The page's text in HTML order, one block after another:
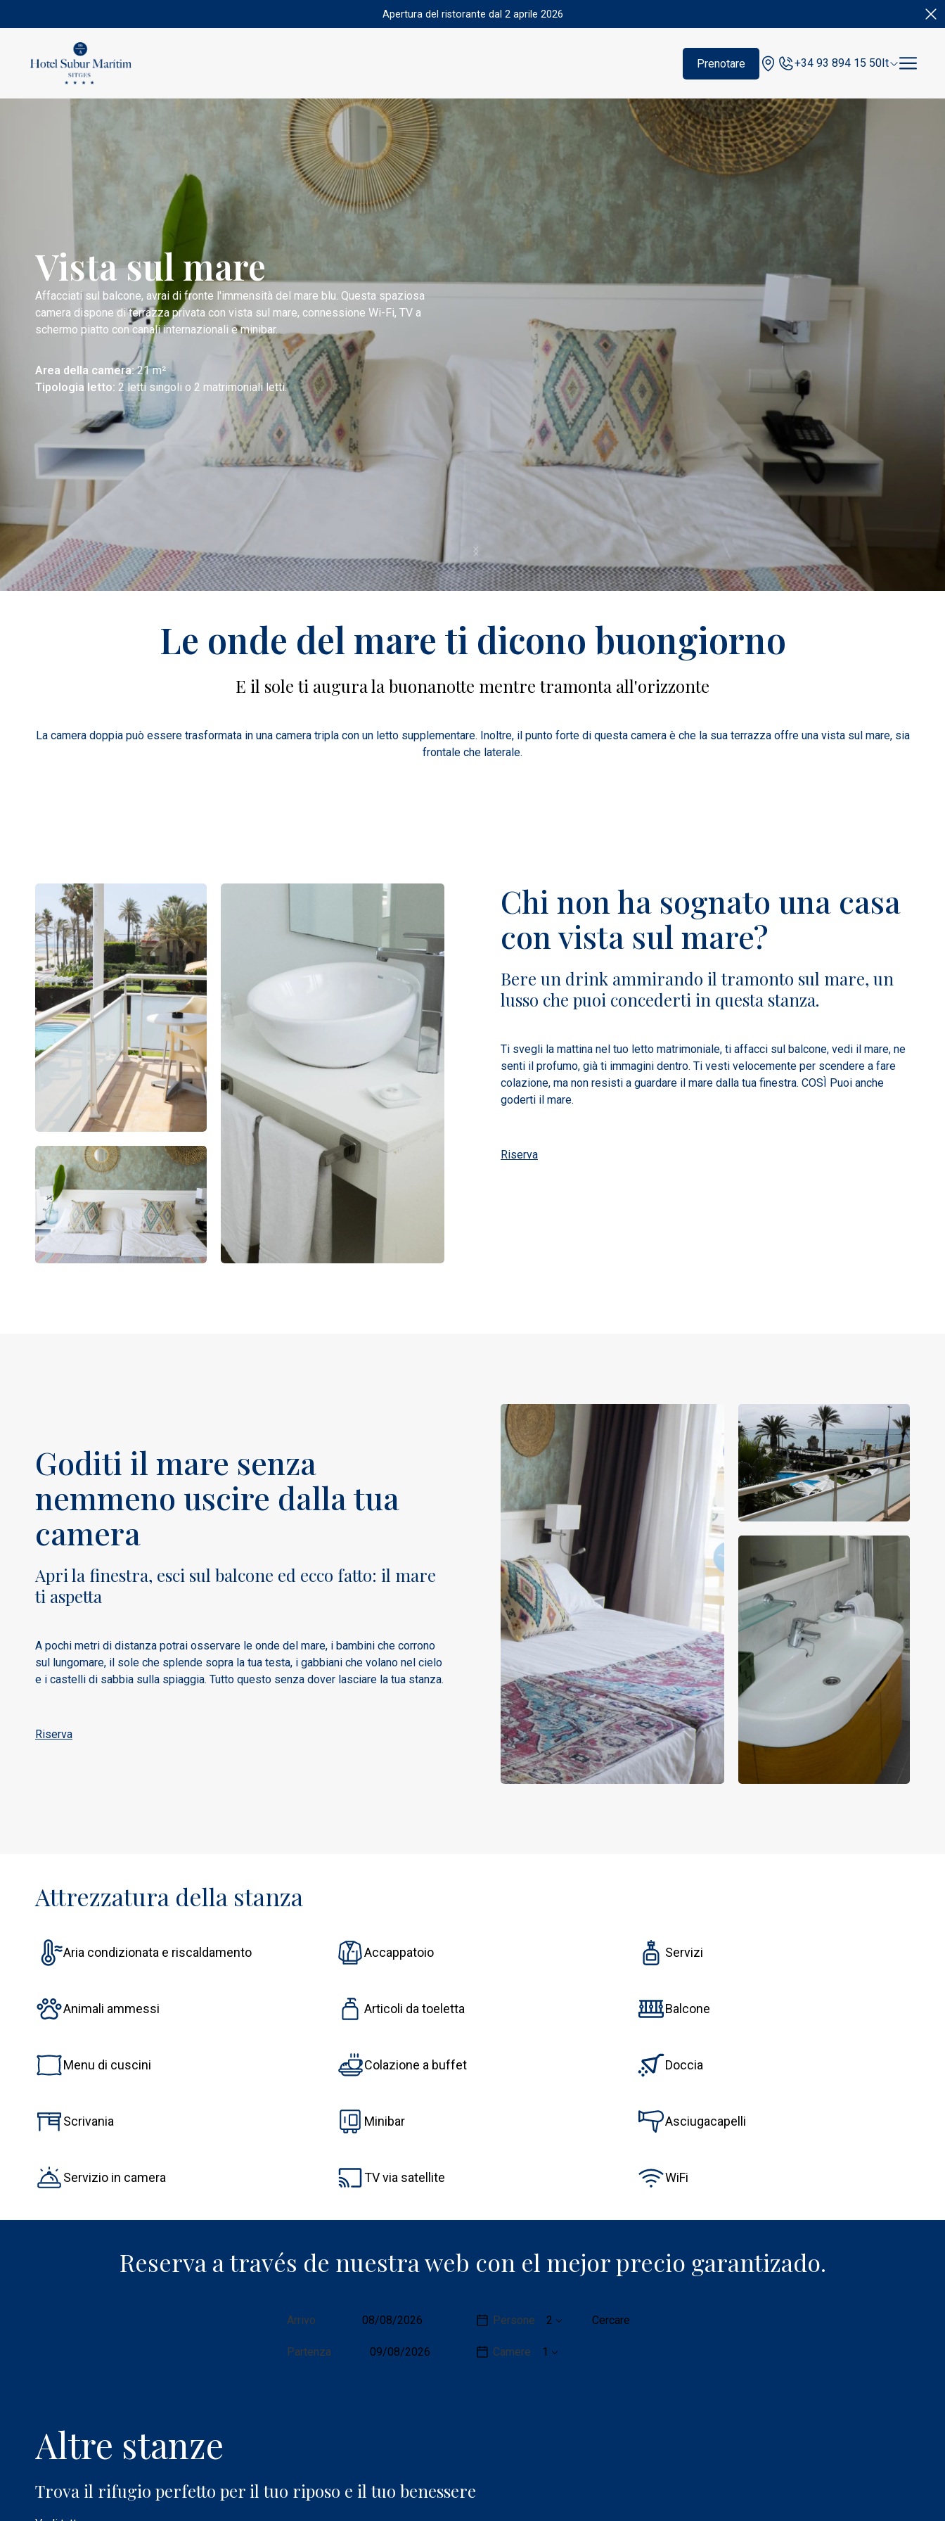
Apertura del ristorante dal 2 aprile 2026
Prenotare +34 93 894 15 50It
Vista sul mare
Affacciati sul balcone, avrai di fronte l'immensità del mare blu. Questa spaziosa
camera dispone di terrazza privata con vista sul mare, connessione Wi-Fi, TV a
schermo piatto con canali internazionali e minibar.
Area della camera:21 m²
Tipologia letto: 2 letti singoli o 2 matrimoniali letti.
Le onde del mare ti dicono buongiorno
E il sole ti augura la buonanotte mentre tramonta all'orizzonte
La camera doppia può essere trasformata in una camera tripla con un letto supplementare. Inoltre, il punto forte di questa camera è che la sua terrazza offre una vista sul mare, sia
frontale che laterale.
Chi non ha sognato una casa
con vista sul mare?
Bere un drink ammirando il tramonto sul mare, un
lusso che puoi concederti in questa stanza.
Ti svegli la mattina nel tuo letto matrimoniale, ti affacci sul balcone, vedi il mare, ne
senti il ​​profumo, già ti immagini dentro. Ti vesti velocemente per scendere a fare
colazione, ma non resisti a guardare il mare dalla tua finestra. COSÌ Puoi anche
goderti il ​​mare.
Riserva
Goditi il ​​mare senza
nemmeno uscire dalla tua
camera
Apri la finestra, esci sul balcone ed ecco fatto: il mare
ti aspetta
A pochi metri di distanza potrai osservare le onde del mare, i bambini che corrono
sul lungomare, il sole che splende sopra la tua testa, i gabbiani che volano nel cielo
e i castelli di sabbia sulla spiaggia. Tutto questo senza dover lasciare la tua stanza.
Riserva
Attrezzatura della stanza
Aria condizionata e riscaldamento Accappatoio Servizi
Animali ammessi Articoli da toeletta Balcone
Menu di cuscini Colazione a buffet Doccia
Scrivania Minibar Asciugacapelli
Servizio in camera TV via satellite WiFi
Reserva a través de nuestra web con el mejor precio garantizado.
del
viaggio
Arrivo
Partenza
della
prenotazione
Persone
Camere
Cercare
Altre stanze
Trova il rifugio perfetto per il tuo riposo e il tuo benessere